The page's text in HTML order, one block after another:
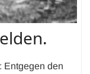
Entgegen den